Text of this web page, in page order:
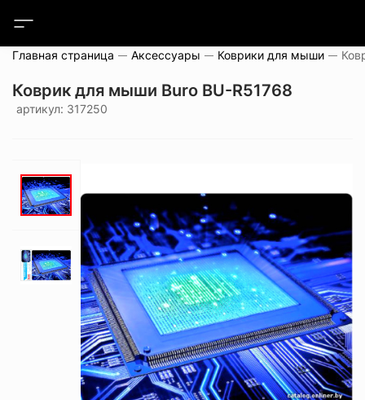
Главная страница Аксессуары Коврики для мыши
Коврик для мыши Buro BU-R51768
артикул: 317250